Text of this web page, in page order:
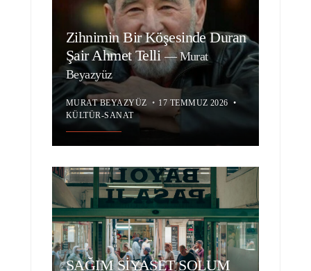
Zihnimin Bir Köşesinde Duran
Şair Ahmet Telli—Murat
Beyazyüz
MURAT BEYAZYÜZ • 17 TEMMUZ 2026 •
KÜLTÜR-SANAT
SAĞIM SİYASET SOLUM